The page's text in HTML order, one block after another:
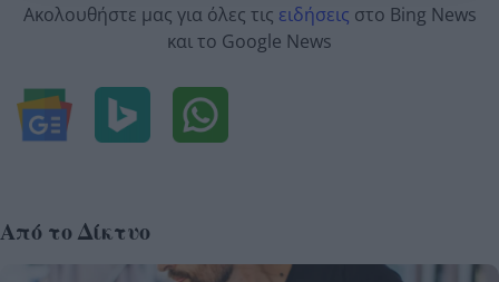
Ακολουθήστε μας για όλες τις ειδήσεις στο Bing News
και το Google News
Από το Δίκτυο